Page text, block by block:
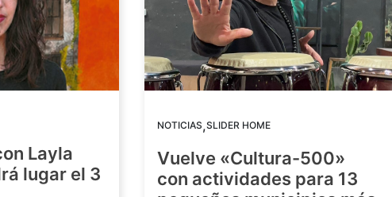
Layla
lugar el 3
NOTICIAS,SLIDER HOME
Vuelve «Cultura-500»
con actividades para 13